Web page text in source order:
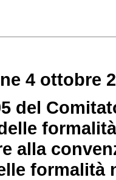
4 ottobre
del
alla
formalità